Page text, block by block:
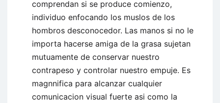
comprendan si se produce comienzo,
individuo enfocando los muslos de los
hombros desconocedor. Las manos si no le
importa hacerse amiga de la grasa sujetan
mutuamente de conservar nuestro
contrapeso y controlar nuestro empuje. Es
magnnifica para alcanzar cualquier
comunicacion visual fuerte asi como la